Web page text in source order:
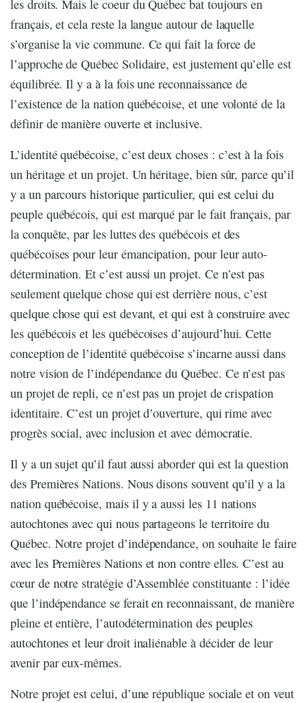
les droits. Mais le coeur du Québec bat toujours en
français, et cela reste la langue autour de laquelle
s’organise la vie commune. Ce qui fait la force de
l’approche de Québec Solidaire, est justement qu’elle est
équilibrée. Il y a à la fois une reconnaissance de
l’existence de la nation québécoise, et une volonté de la
définir de manière ouverte et inclusive.
L’identité québécoise, c’est deux choses : c’est à la fois
un héritage et un projet. Un héritage, bien sûr, parce qu’il
y a un parcours historique particulier, qui est celui du
peuple québécois, qui est marqué par le fait français, par
la conquête, par les luttes des québécois et des
québécoises pour leur émancipation, pour leur auto-
détermination. Et c’est aussi un projet. Ce n’est pas
seulement quelque chose qui est derrière nous, c’est
quelque chose qui est devant, et qui est à construire avec
les québécois et les québécoises d’aujourd’hui. Cette
conception de l’identité québécoise s’incarne aussi dans
notre vision de l’indépendance du Québec. Ce n’est pas
un projet de repli, ce n’est pas un projet de crispation
identitaire. C’est un projet d’ouverture, qui rime avec
progrès social, avec inclusion et avec démocratie.
Il y a un sujet qu’il faut aussi aborder qui est la question
des Premières Nations. Nous disons souvent qu’il y a la
nation québécoise, mais il y a aussi les 11 nations
autochtones avec qui nous partageons le territoire du
Québec. Notre projet d’indépendance, on souhaite le faire
avec les Premières Nations et non contre elles. C’est au
cœur de notre stratégie d’Assemblée constituante : l’idée
que l’indépendance se ferait en reconnaissant, de manière
pleine et entière, l’autodétermination des peuples
autochtones et leur droit inaliénable à décider de leur
avenir par eux-mêmes.
Notre projet est celui, d’une république sociale et on veut